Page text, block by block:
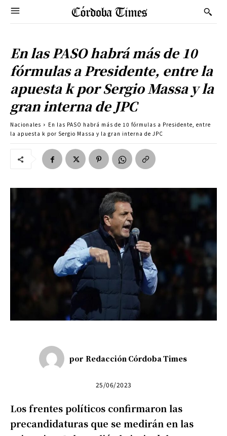
En las PASO habrá más de 10
fórmulas a Presidente, entre la
apuesta k por Sergio Massa y la
gran interna de JPC
Nacionales
En las PASO habrá más de 10 fórmulas a Presidente, entre
la apuesta k por Sergio Massa y la gran interna de JPC
por Redacción Córdoba Times
25/06/2023
Los frentes políticos confirmaron las
precandidaturas que se medirán en las